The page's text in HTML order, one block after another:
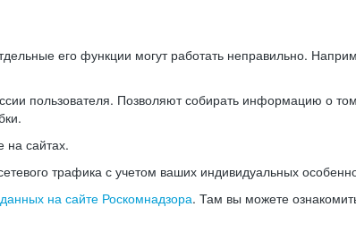
его функции могут работать неправильно.
пользователя. Позволяют собирать информацию о
сайтах.
трафика с учетом ваших индивидуальных
на сайте Роскомнадзора. Там вы можете